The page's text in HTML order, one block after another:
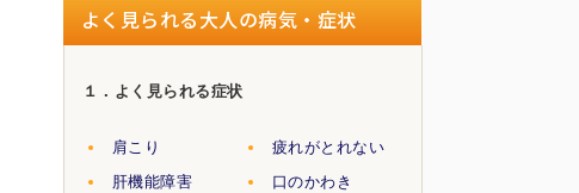
よく見られる大人の病気・症状
１．よく見られる症状
肩こり
肝機能障害
疲れがとれない
口のかわき